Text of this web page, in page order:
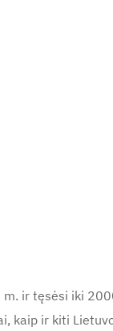
ir tęsėsi iki
kaip ir kiti